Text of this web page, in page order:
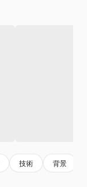
技術 背景